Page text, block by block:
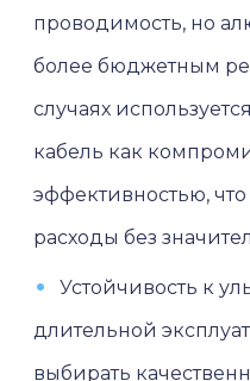
проводимость, но
более бюджетным
случаях
кабель как
эффективностью,
расходы без
Устойчивость к
длительной
выбирать